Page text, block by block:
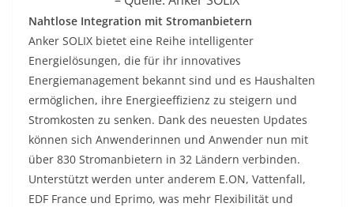
Nahtlose Integration mit Stromanbietern
Anker SOLIX bietet eine Reihe intelligenter
Energielösungen, die für ihr innovatives
Energiemanagement bekannt sind und es Haushalten
ermöglichen, ihre Energieeffizienz zu steigern und
Stromkosten zu senken. Dank des neuesten Updates
können sich Anwenderinnen und Anwender nun mit
über 830 Stromanbietern in 32 Ländern verbinden.
Unterstützt werden unter anderem E.ON, Vattenfall,
EDF France und Eprimo, was mehr Flexibilität und